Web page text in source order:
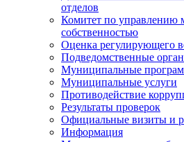
отделов
Комитет по управлению
собственностью
Оценка регулирующего
Подведомственные
Муниципальные
Муниципальные услуги
Противодействие
Результаты проверок
Официальные визиты и
Информация